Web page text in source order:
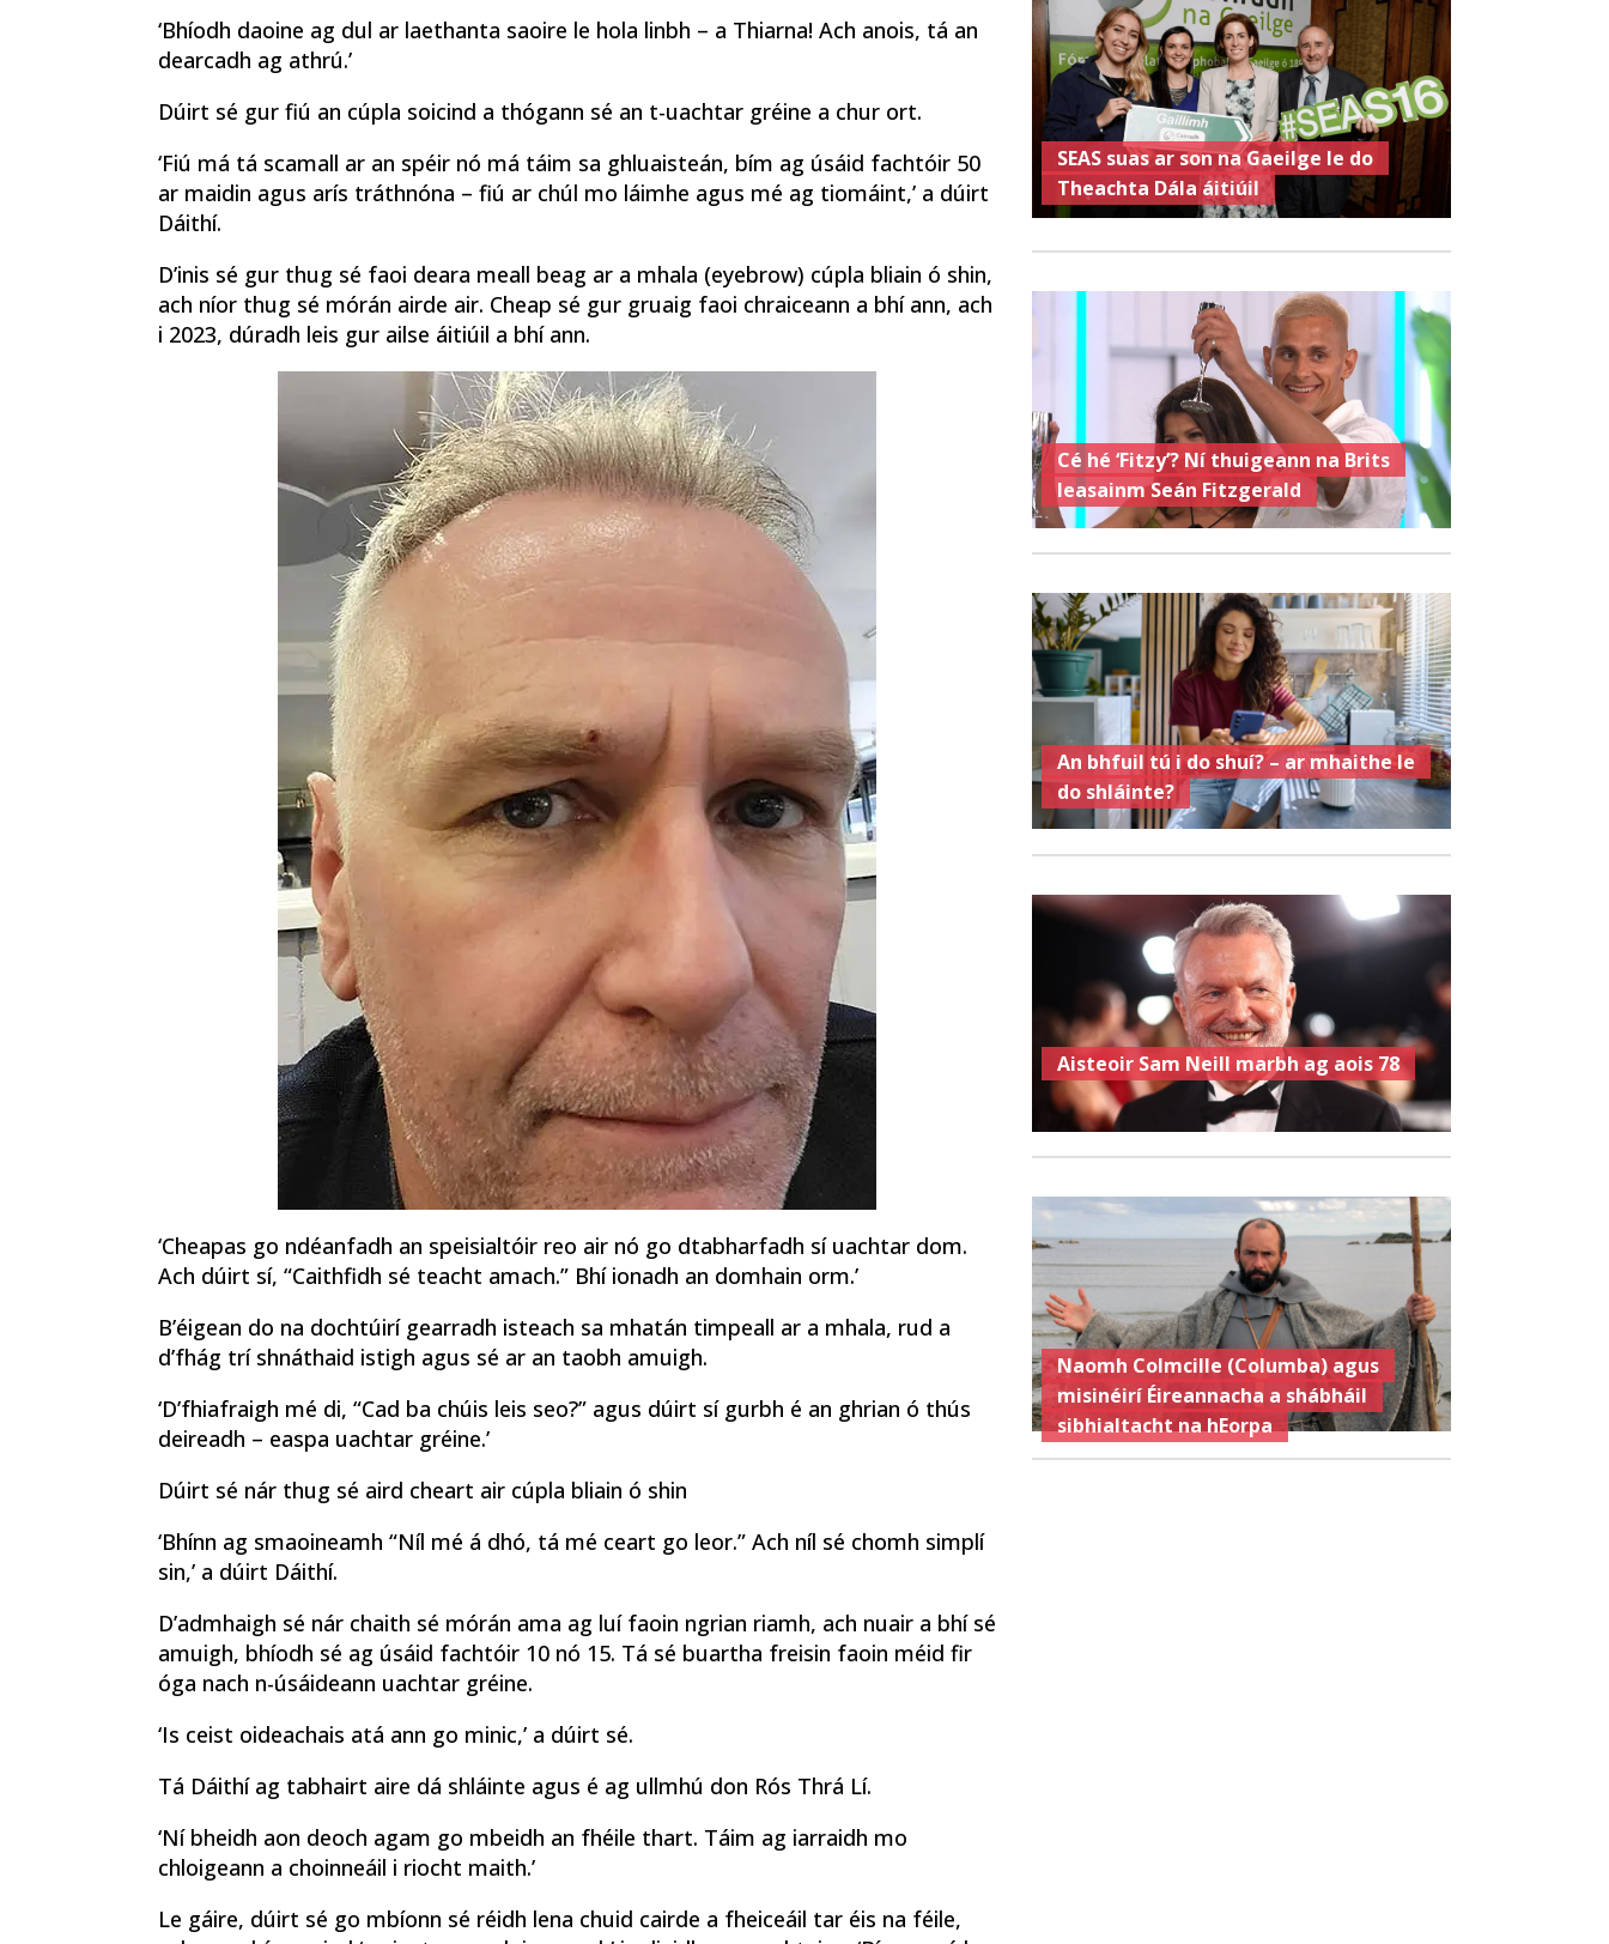
‘Bhíodh daoine ag dul ar laethanta saoire le hola linbh – a Thiarna! Ach anois, tá an
dearcadh ag athrú.’
Dúirt sé gur fiú an cúpla soicind a thógann sé an t-uachtar gréine a chur ort.
‘Fiú má tá scamall ar an spéir nó má táim sa ghluaisteán, bím ag úsáid fachtóir 50
ar maidin agus arís tráthnóna – fiú ar chúl mo láimhe agus mé ag tiomáint,’ a dúirt
Dáithí.
D’inis sé gur thug sé faoi deara meall beag ar a mhala (eyebrow) cúpla bliain ó shin,
ach níor thug sé mórán airde air. Cheap sé gur gruaig faoi chraiceann a bhí ann, ach
i 2023, dúradh leis gur ailse áitiúil a bhí ann.
‘Cheapas go ndéanfadh an speisialtóir reo air nó go dtabharfadh sí uachtar dom.
Ach dúirt sí, “Caithfidh sé teacht amach.” Bhí ionadh an domhain orm.’
B’éigean do na dochtúirí gearradh isteach sa mhatán timpeall ar a mhala, rud a
d’fhág trí shnáthaid istigh agus sé ar an taobh amuigh.
‘D’fhiafraigh mé di, “Cad ba chúis leis seo?” agus dúirt sí gurbh é an ghrian ó thús
deireadh – easpa uachtar gréine.’
Dúirt sé nár thug sé aird cheart air cúpla bliain ó shin
‘Bhínn ag smaoineamh “Níl mé á dhó, tá mé ceart go leor.” Ach níl sé chomh simplí
sin,’ a dúirt Dáithí.
D’admhaigh sé nár chaith sé mórán ama ag luí faoin ngrian riamh, ach nuair a bhí sé
amuigh, bhíodh sé ag úsáid fachtóir 10 nó 15. Tá sé buartha freisin faoin méid fir
óga nach n-úsáideann uachtar gréine.
‘Is ceist oideachais atá ann go minic,’ a dúirt sé.
Tá Dáithí ag tabhairt aire dá shláinte agus é ag ullmhú don Rós Thrá Lí.
‘Ní bheidh aon deoch agam go mbeidh an fhéile thart. Táim ag iarraidh mo
chloigeann a choinneáil i riocht maith.’
Le gáire, dúirt sé go mbíonn sé réidh lena chuid cairde a fheiceáil tar éis na féile,
SEAS suas ar son na Gaeilge le do
Theachta Dála áitiúil
Cé hé ‘Fitzy’? Ní thuigeann na Brits
leasainm Seán Fitzgerald
An bhfuil tú i do shuí? – ar mhaithe le
do shláinte?
Aisteoir Sam Neill marbh ag aois 78
Naomh Colmcille (Columba) agus
misinéirí Éireannacha a shábháil
sibhialtacht na hEorpa